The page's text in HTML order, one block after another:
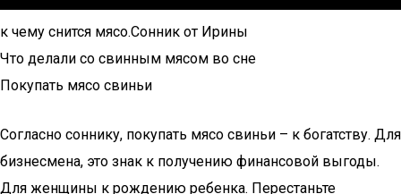
к чему снится мясо.Сонник от Ирины
Что делали со свинным мясом во сне
Покупать мясо свиньи
Согласно соннику, покупать мясо свиньи – к богатству. Для
бизнесмена, это знак к получению финансовой выгоды.
Для женщины к рождению ребенка. Перестаньте